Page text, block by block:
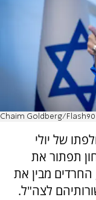
של יולי
תפתור את
החרדים מבין את
לצה"ל.